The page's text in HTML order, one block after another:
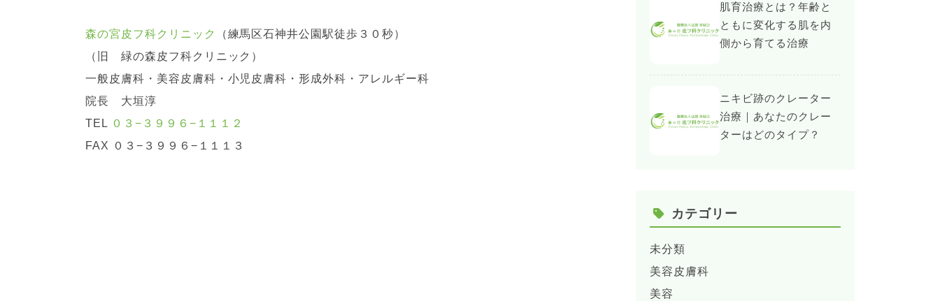
森の宮皮フ科クリニック
（練馬区石神井公園駅徒歩３０秒）
（旧 緑の森皮フ科クリニック）
一般皮膚科・美容皮膚科・小児皮膚科・形成外科・アレルギー科
院長 大垣淳
TEL ０３−３９９６−１１１２
FAX ０３−３９９６−１１１３
肌育治療とは？年齢と
ともに変化する肌を内
側から育てる治療
ニキビ跡のクレーター
治療｜あなたのクレー
ターはどのタイプ？
カテゴリー
未分類
美容皮膚科
美容